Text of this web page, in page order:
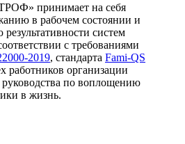
принимает на себя
в рабочем состоянии и
систем
с требованиями
2019, стандарта Fami-QS
работников организации
руководства по воплощению
в жизнь.